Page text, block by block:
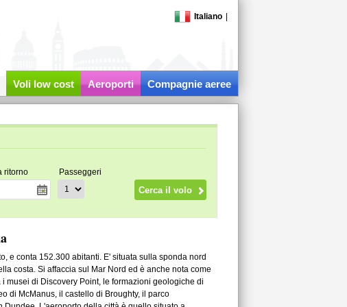
Italiano
Voli low cost Aeroporti Compagnie aeree
ritorno Passeggeri
e conta 152.300 abitanti. E' situata sulla sponda nord
costa. Si affaccia sul Mar Nord ed è anche nota come
musei di Discovery Point, le formazioni geologiche di
di McManus, il castello di Broughty, il parco